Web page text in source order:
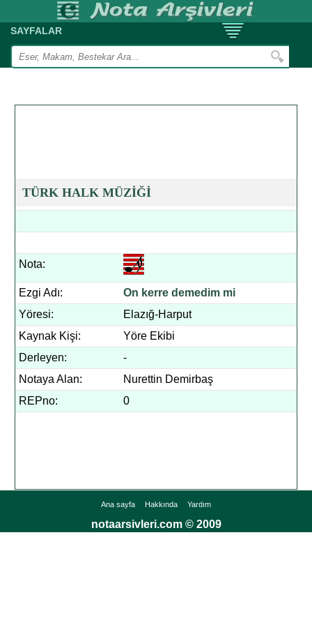
SAYFALAR
TÜRK HALK MÜZİĞİ
Nota:
Ezgi Adı:
On kerre demedim mi
Yöresi:
Elazığ-Harput
Kaynak Kişi:
Yöre Ekibi
Derleyen:
-
Notaya Alan:
Nurettin Demirbaş
REPno:
0
Ana sayfa Hakkında Yardım
notaarsivleri.com © 2009